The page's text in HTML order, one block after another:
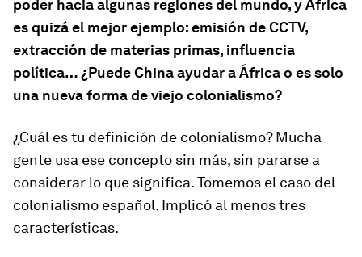
poder hacia algunas regiones del mundo, y África
es quizá el mejor ejemplo: emisión de CCTV,
extracción de materias primas, influencia
política… ¿Puede China ayudar a África o es solo
una nueva forma de viejo colonialismo?
¿Cuál es tu definición de colonialismo? Mucha
gente usa ese concepto sin más, sin pararse a
considerar lo que significa. Tomemos el caso del
colonialismo español. Implicó al menos tres
características.